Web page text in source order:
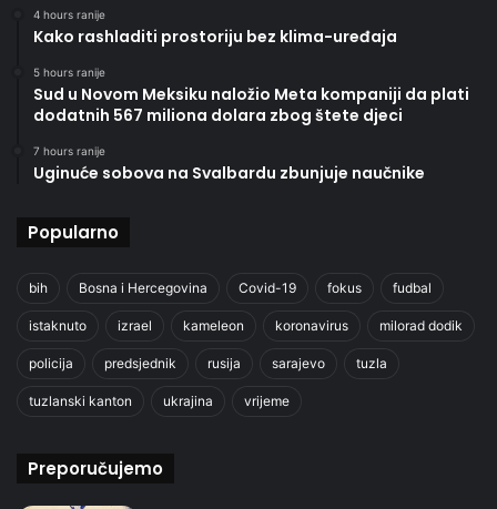
4 hours ranije
Kako rashladiti prostoriju bez klima-uređaja
5 hours ranije
Sud u Novom Meksiku naložio Meta kompaniji da plati
dodatnih 567 miliona dolara zbog štete djeci
7 hours ranije
Uginuće sobova na Svalbardu zbunjuje naučnike
Popularno
bih Bosna i Hercegovina Covid-19 fokus fudbal
istaknuto izrael kameleon koronavirus milorad dodik
policija predsjednik rusija sarajevo tuzla
tuzlanski kanton ukrajina vrijeme
Preporučujemo